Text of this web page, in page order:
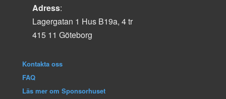
Adress:
Lagergatan 1 Hus B19a, 4 tr
415 11 Göteborg
Kontakta oss
FAQ
Läs mer om Sponsorhuset